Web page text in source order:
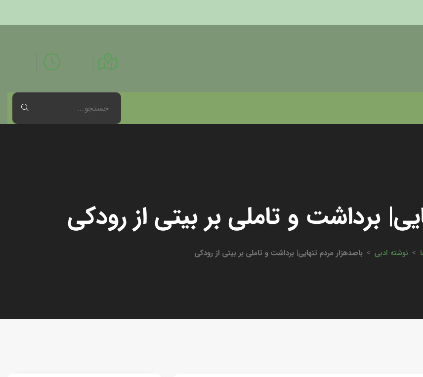
برداشت و تاملی بر بیتی از رودکی
> نوشته ادبی > باصدهزار مردم تنهایی| برداشت و تاملی بر بیتی از رودکی